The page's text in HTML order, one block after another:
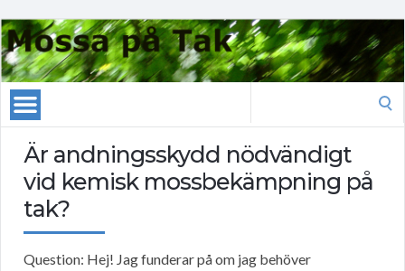
Är andningsskydd nödvändigt
vid kemisk mossbekämpning på
tak?
Question: Hej! Jag funderar på om jag behöver